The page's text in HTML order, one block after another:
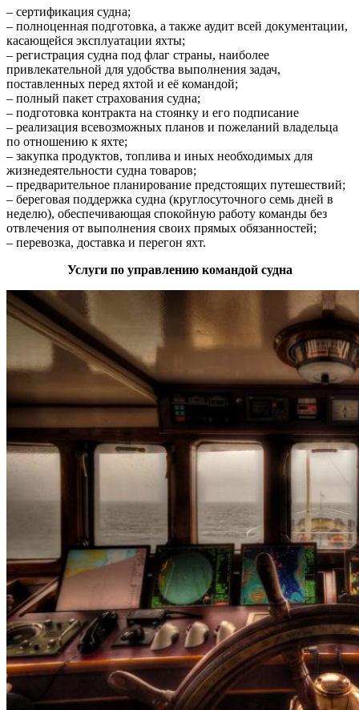
– сертификация судна;
– полноценная подготовка, а также аудит всей документации,
касающейся эксплуатации яхты;
– регистрация судна под флаг страны, наиболее
привлекательной для удобства выполнения задач,
поставленных перед яхтой и её командой;
– полный пакет страхования судна;
– подготовка контракта на стоянку и его подписание
– реализация всевозможных планов и пожеланий владельца
по отношению к яхте;
– закупка продуктов, топлива и иных необходимых для
жизнедеятельности судна товаров;
– предварительное планирование предстоящих путешествий;
– береговая поддержка судна (круглосуточного семь дней в
неделю), обеспечивающая спокойную работу команды без
отвлечения от выполнения своих прямых обязанностей;
– перевозка, доставка и перегон яхт.
Услуги по управлению командой судна